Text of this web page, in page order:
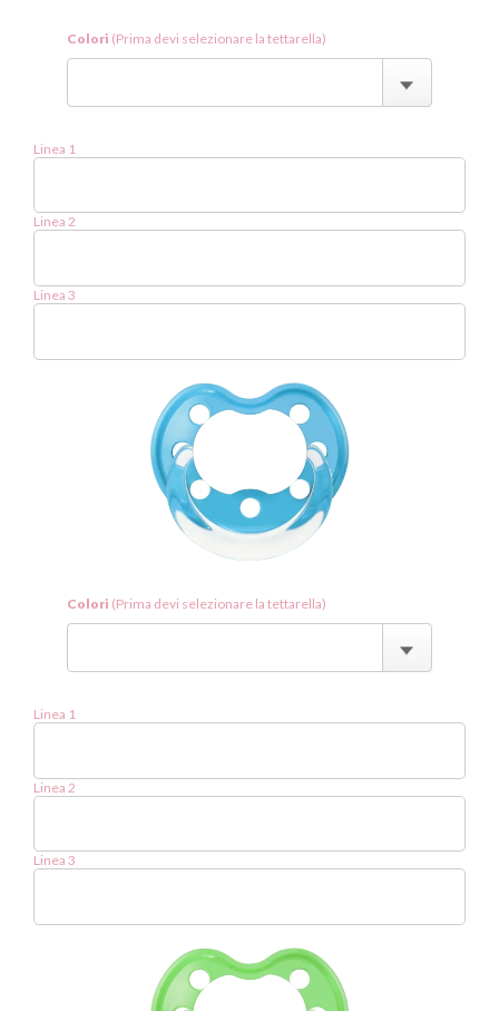
Colori (Prima devi selezionare la tettarella)
Linea 1
Linea 2
Linea 3
Colori (Prima devi selezionare la tettarella)
Linea 1
Linea 2
Linea 3